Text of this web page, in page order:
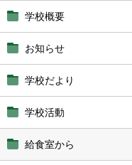
学校概要
お知らせ
学校だより
学校活動
給食室から